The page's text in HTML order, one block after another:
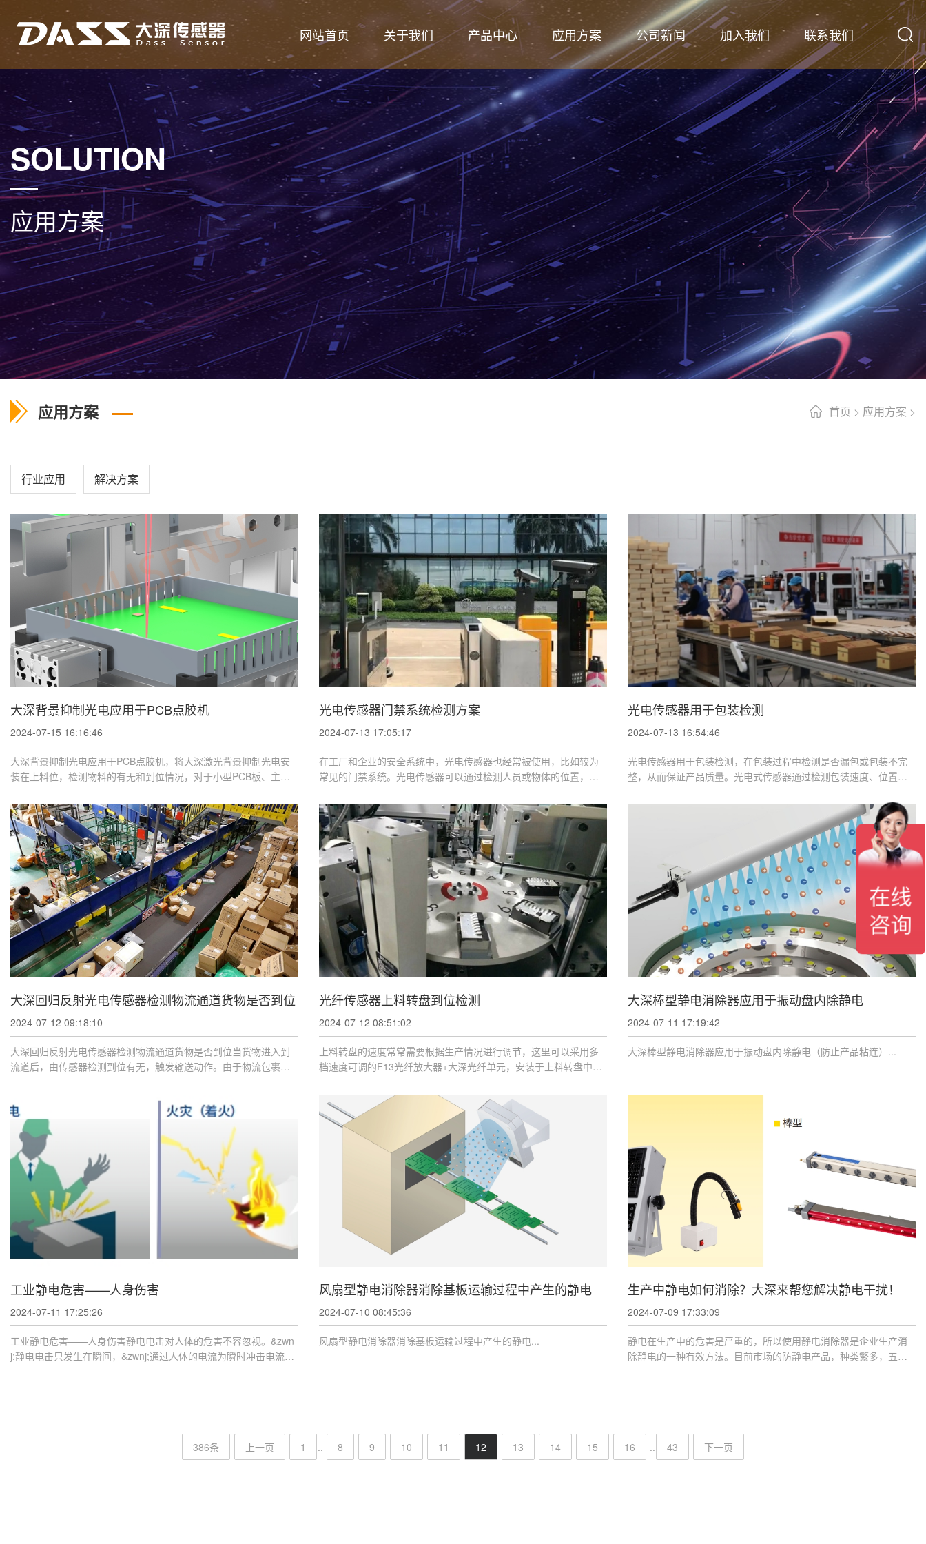
网站首页 关于我们 产品中心 应用方案 公司新闻 加入我们 联系我们
SOLUTION
应用方案
首页 > 应用方案 >
应用方案
行业应用 解决方案
大深背景抑制光电应用于PCB点胶机
2024-07-15 16:16:46
大深背景抑制光电应用于PCB点胶机，将大深激光背景抑制光电安
装在上料位，检测物料的有无和到位情况，对于小型PCB板、主板
光电传感器门禁系统检测方案
2024-07-13 17:05:17
在工厂和企业的安全系统中，光电传感器也经常被使用，比如较为
常见的门禁系统。光电传感器可以通过检测人员或物体的位置，迅
光电传感器用于包装检测
2024-07-13 16:54:46
光电传感器用于包装检测，在包装过程中检测是否漏包或包装不完
整，从而保证产品质量。光电式传感器通过检测包装速度、位置和
大深回归反射光电传感器检测物流通道货物是否到位
2024-07-12 09:18:10
大深回归反射光电传感器检测物流通道货物是否到位当货物进入到
流道后，由传感器检测到位有无，触发输送动作。由于物流包裹颜
光纤传感器上料转盘到位检测
2024-07-12 08:51:02
上料转盘的速度常常需要根据生产情况进行调节，这里可以采用多
档速度可调的F13光纤放大器+大深光纤单元，安装于上料转盘中间
大深棒型静电消除器应用于振动盘内除静电
2024-07-11 17:19:42
大深棒型静电消除器应用于振动盘内除静电（防止产品粘连）...
工业静电危害——人身伤害
2024-07-11 17:25:26
工业静电危害——人身伤害静电电击对人体的危害不容忽视。&zwn
j;静电电击只发生在瞬间，&zwnj;通过人体的电流为瞬时冲击电流，
风扇型静电消除器消除基板运输过程中产生的静电
2024-07-10 08:45:36
风扇型静电消除器消除基板运输过程中产生的静电...
生产中静电如何消除？大深来帮您解决静电干扰！
2024-07-09 17:33:09
静电在生产中的危害是严重的，所以使用静电消除器是企业生产消
除静电的一种有效方法。目前市场的防静电产品，种类繁多，五花
386条 上一页 1 .. 8 9 10 11 12 13 14 15 16 .. 43 下一页